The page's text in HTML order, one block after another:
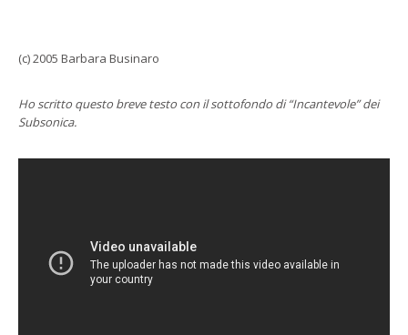
(c) 2005 Barbara Businaro
Ho scritto questo breve testo con il sottofondo di “Incantevole” dei
Subsonica.